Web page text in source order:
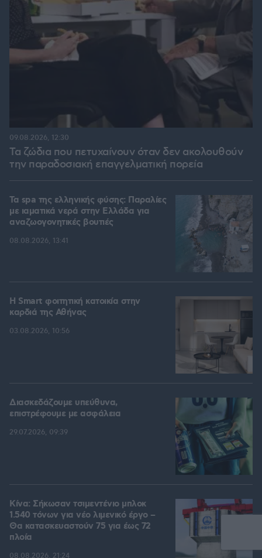
Τα ζώδια που πετυχαίνουν όταν δεν ακολουθούν
την παραδοσιακή επαγγελματική πορεία
09.08.2026, 12:30
Τα spa της ελληνικής φύσης: Παραλίες
με ιαματικά νερά στην Ελλάδα για
αναζωογονητικές βουτιές
08.08.2026, 13:41
Η Smart φοιτητική κατοικία στην
καρδιά της Αθήνας
03.08.2026, 10:56
Διασκεδάζουμε υπεύθυνα,
επιστρέφουμε με ασφάλεια
29.07.2026, 09:39
Κίνα: Σήκωσαν τσιμεντένιο μπλοκ
1.540 τόνων για νέο λιμενικό έργο –
Θα κατασκευαστούν 75 για έως 72
πλοία
08.08.2026, 21:24